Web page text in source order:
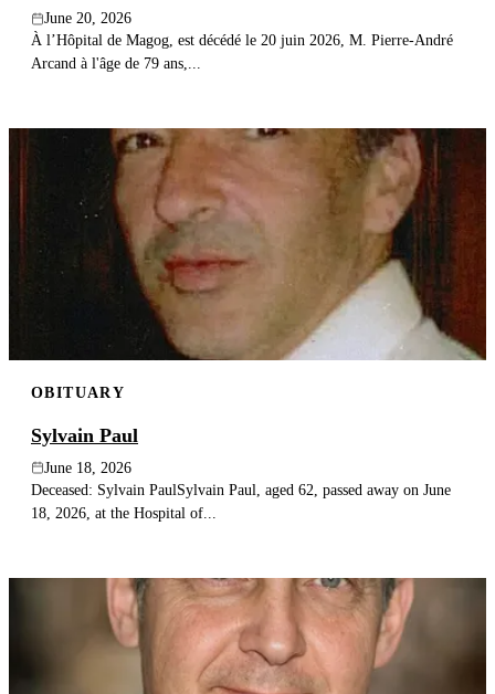
June 20, 2026
À l’Hôpital de Magog, est décédé le 20 juin 2026, M. Pierre-André
Arcand à l'âge de 79 ans,...
OBITUARY
Sylvain Paul
June 18, 2026
Deceased: Sylvain PaulSylvain Paul, aged 62, passed away on June
18, 2026, at the Hospital of...